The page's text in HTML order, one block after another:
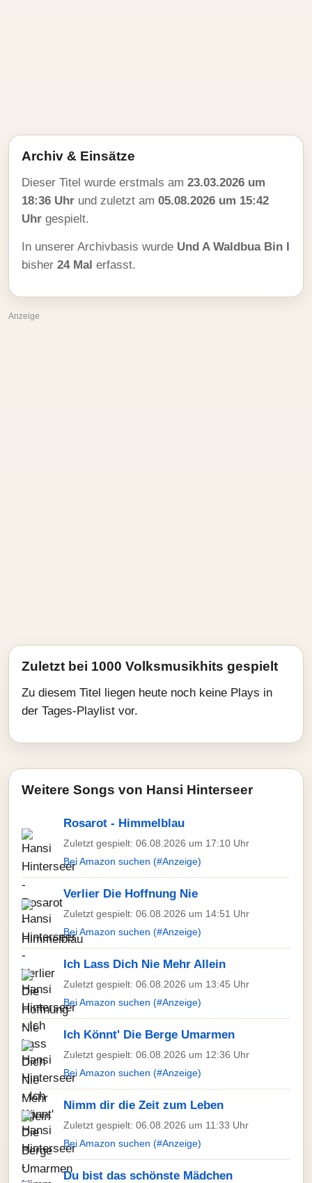
Archiv & Einsätze
Dieser Titel wurde erstmals am 23.03.2026 um
18:36 Uhr und zuletzt am 05.08.2026 um 15:42
Uhr gespielt.
In unserer Archivbasis wurde Und A Waldbua Bin I
bisher 24 Mal erfasst.
Anzeige
Zuletzt bei 1000 Volksmusikhits gespielt
Zu diesem Titel liegen heute noch keine Plays in
der Tages-Playlist vor.
Weitere Songs von Hansi Hinterseer
Rosarot - Himmelblau
Zuletzt gespielt: 06.08.2026 um 17:10 Uhr
Bei Amazon suchen (#Anzeige)
Verlier Die Hoffnung Nie
Zuletzt gespielt: 06.08.2026 um 14:51 Uhr
Bei Amazon suchen (#Anzeige)
Ich Lass Dich Nie Mehr Allein
Zuletzt gespielt: 06.08.2026 um 13:45 Uhr
Bei Amazon suchen (#Anzeige)
Ich Könnt' Die Berge Umarmen
Zuletzt gespielt: 06.08.2026 um 12:36 Uhr
Bei Amazon suchen (#Anzeige)
Nimm dir die Zeit zum Leben
Zuletzt gespielt: 06.08.2026 um 11:33 Uhr
Bei Amazon suchen (#Anzeige)
Du bist das schönste Mädchen